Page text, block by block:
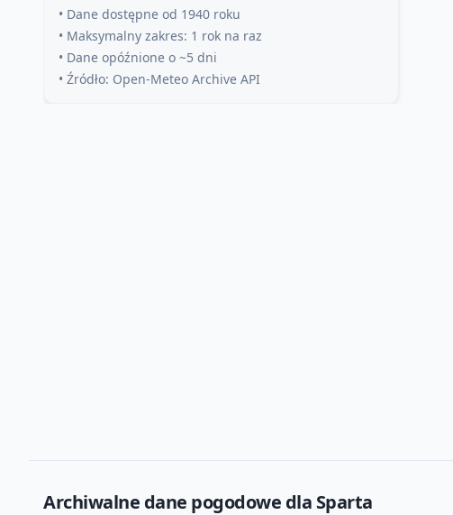
• Dane dostępne od 1940 roku
• Maksymalny zakres: 1 rok na raz
• Dane opóźnione o ~5 dni
• Źródło: Open-Meteo Archive API
Archiwalne dane pogodowe dla Sparta